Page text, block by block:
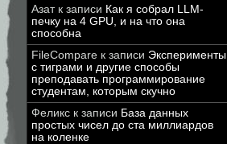
Азатк записи Как я собрал LLM-
печку на 4 GPU, и на что она
способна
FileCompare к записи Эксперименты
с тиграми и другие способы
преподавать программирование
студентам, которым скучно
Феликс к записи База данных
простых чисел до ста миллиардов
на коленке